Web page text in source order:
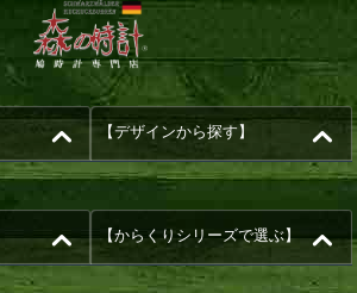
【デザインから探す】
【からくりシリーズで選ぶ】